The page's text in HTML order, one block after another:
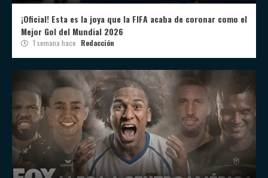
¡Oficial! Esta es la joya que la FIFA acaba de coronar como el
Mejor Gol del Mundial 2026
1 semana hace Redacción